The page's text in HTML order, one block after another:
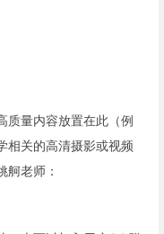
质量内容放置在此（例
相关的高清摄影或视频
舸老师：